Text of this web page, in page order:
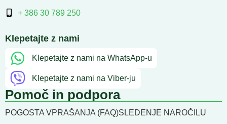
+ 386 30 789 250
Klepetajte z nami
Klepetajte z nami na WhatsApp-u
Klepetajte z nami na Viber-ju
Pomoč in podpora
POGOSTA VPRAŠANJA (FAQ)SLEDENJE NAROČILU